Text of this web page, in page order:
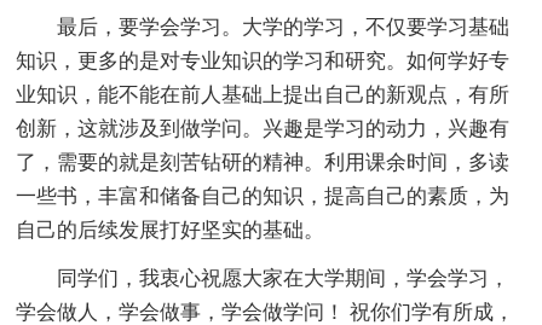
最后，要学会学习。大学的学习，不仅要学习基础
知识，更多的是对专业知识的学习和研究。如何学好专
业知识，能不能在前人基础上提出自己的新观点，有所
创新，这就涉及到做学问。兴趣是学习的动力，兴趣有
了，需要的就是刻苦钻研的精神。利用课余时间，多读
一些书，丰富和储备自己的知识，提高自己的素质，为
自己的后续发展打好坚实的基础。
同学们，我衷心祝愿大家在大学期间，学会学习，
学会做人，学会做事，学会做学问！ 祝你们学有所成，